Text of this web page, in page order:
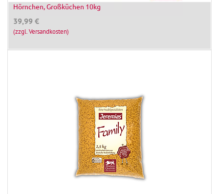
Hörnchen, Großküchen 10kg
39,99 €
(zzgl. Versandkosten)